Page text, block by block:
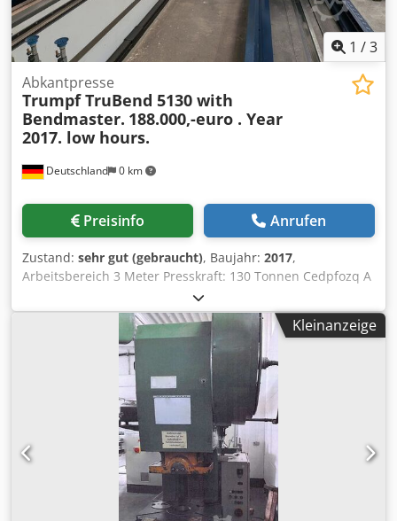
1 /3
Deutschland 0 km
Abkantpresse
Trumpf TruBend 5130 with
Bendmaster. 188.000,-euro . Year
2017. low hours.
Preisinfo Anrufen
Zustand: sehr gut (gebraucht), Baujahr: 2017,
Arbeitsbereich 3 Meter Presskraft: 130 Tonnen Cedpfozq A
Kleinanzeige